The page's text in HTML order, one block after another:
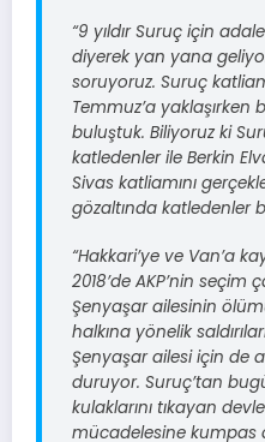
“9 yıldır Suruç için
diyerek yan yana
soruyoruz. Suruç
Temmuz’a
buluştuk. Biliyoruz ki
katledenler ile Berkin
Sivas katliamını
gözaltında katledenler
“Hakkari’ye ve Van’a
2018’de AKP’nin seçim
Şenyaşar ailesinin
halkına yönelik
Şenyaşar ailesi için de
duruyor. Suruç’tan
kulaklarını tıkayan
mücadelesine kumpas